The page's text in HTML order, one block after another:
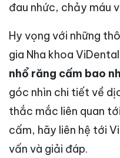
đau nhức, chảy máu
Hy vọng với những
gia Nha khoa
nhổ răng cấm bao
góc nhìn chi tiết về
thắc mắc liên quan
cấm, hãy liên hệ tới
vấn và giải đáp.